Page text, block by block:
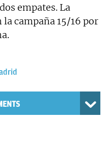
empates. La
campaña 15/16 por